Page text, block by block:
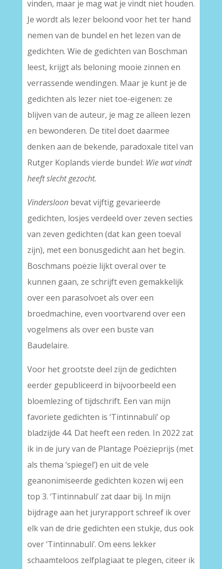
vinden, maar je mag wat je vindt niet houden.
Je wordt als lezer beloond voor het ter hand
nemen van de bundel en het lezen van de
gedichten. Wie de gedichten van Boschman
leest, krijgt als beloning mooie zinnen en
verrassende wendingen. Maar je kunt je de
gedichten als lezer niet toe-eigenen: ze
blijven van de auteur, je mag ze alleen lezen
en bewonderen. De titel doet daarmee
denken aan de bekende, paradoxale titel van
Rutger Koplands vierde bundel: Wie wat vindt
heeft slecht gezocht.
Vindersloonbevat vijftig gevarieerde
gedichten, losjes verdeeld over zeven secties
van zeven gedichten (dat kan geen toeval
zijn), met een bonusgedicht aan het begin.
Boschmans poëzie lijkt overal over te
kunnen gaan, ze schrijft even gemakkelijk
over een parasolvoet als over een
broedmachine, even voortvarend over een
vogelmens als over een buste van
Baudelaire.
Voor het grootste deel zijn de gedichten
eerder gepubliceerd in bijvoorbeeld een
bloemlezing of tijdschrift. Een van mijn
favoriete gedichten is ‘Tintinnabuli’ op
bladzijde 44. Dat heeft een reden. In 2022 zat
ik in de jury van de Plantage Poëzieprijs (met
als thema ‘spiegel’) en uit de vele
geanonimiseerde gedichten kozen wij een
top 3. ‘Tintinnabuli’ zat daar bij. In mijn
bijdrage aan het juryrapport schreef ik over
elk van de drie gedichten een stukje, dus ook
over ‘Tintinnabuli’. Om eens lekker
schaamteloos zelfplagiaat te plegen, citeer ik